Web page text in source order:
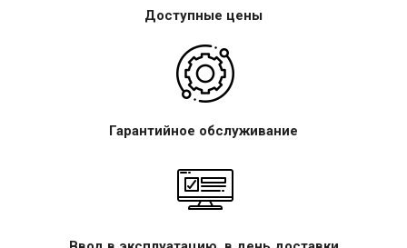
Доступные цены
Гарантийное обслуживание